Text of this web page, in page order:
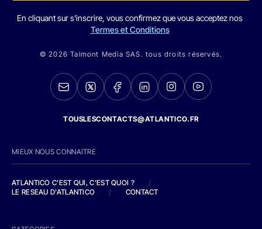
En cliquant sur s'inscrire, vous confirmez que vous acceptez nos
Termes et Conditions
© 2026 Talmont Media SAS. tous droits réservés.
TOUSLESCONTACTS@ATLANTICO.FR
MIEUX NOUS CONNAITRE
ATLANTICO C'EST QUI, C'EST QUOI ?
/
LE RESEAU D'ATLANTICO
/ CONTACT